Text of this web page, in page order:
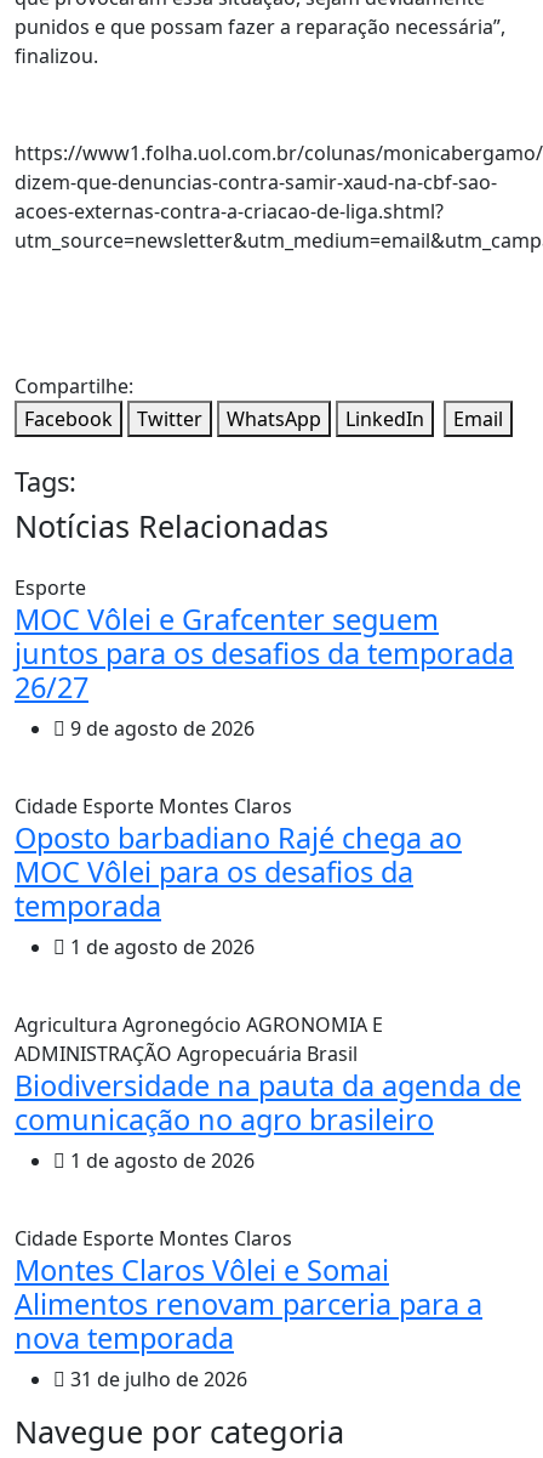
punidos e que possam fazer a reparação necessária”,
finalizou.
https://www1.folha.uol.com.br/colunas/
dizem-que-denuncias-contra-samir-xaud-na-cbf-sao-
acoes-externas-contra-a-criacao-de-liga.shtml?
Compartilhe:
Facebook
Twitter WhatsApp LinkedIn Email
Tags:
Notícias Relacionadas
Esporte
MOC Vôlei e Grafcenter seguem
juntos para os desafios da temporada
26/27
9 de agosto de 2026
Cidade Esporte Montes Claros
Oposto barbadiano Rajé chega ao
MOC Vôlei para os desafios da
temporada
1 de agosto de 2026
Agricultura Agronegócio AGRONOMIA E
ADMINISTRAÇÃO Agropecuária Brasil
Biodiversidade na pauta da agenda de
comunicação no agro brasileiro
1 de agosto de 2026
Cidade Esporte Montes Claros
Montes Claros Vôlei e Somai
Alimentos renovam parceria para a
nova temporada
31 de julho de 2026
MAIS VISTOS
Navegue por categoria